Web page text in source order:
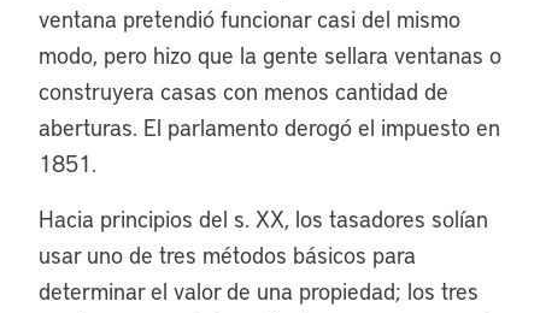
ventana pretendió funcionar casi del mismo
modo, pero hizo que la gente sellara ventanas o
construyera casas con menos cantidad de
aberturas. El parlamento derogó el impuesto en
1851.
Hacia principios del s. XX, los tasadores solían
usar uno de tres métodos básicos para
determinar el valor de una propiedad; los tres